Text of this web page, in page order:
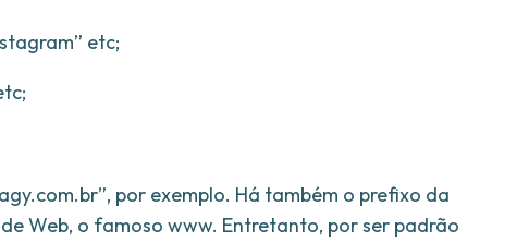
etc;
por exemplo. Há também o prefixo da
Web, o famoso www. Entretanto, por ser padrão